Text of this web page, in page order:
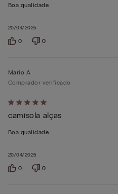
20/04/2025
Boa qualidade
0 0
Atribuiu
5
em
20/04/2025
Mario A
Comprador verificado
camisola alças
Boa qualidade
0 0